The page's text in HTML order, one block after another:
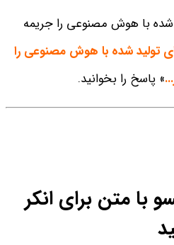
شده با هوش مصنوعی را جریمه
تولید شده با هوش مصنوعی را
» پاسخ را بخوانید.
با متن برای انکر